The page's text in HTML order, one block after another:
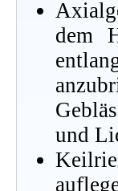
dem
und